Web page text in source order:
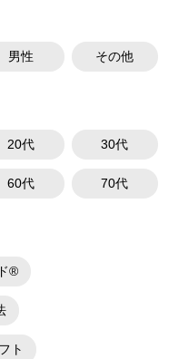
く刺激するようなマッサージ
注入後は男性は3か月、女性
男性 その他
20代 30代
60代 70代
®
ト